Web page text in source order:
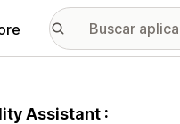
Assistant :